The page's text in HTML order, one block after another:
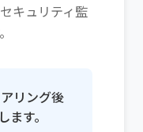
キュリティ監
リング後
す。